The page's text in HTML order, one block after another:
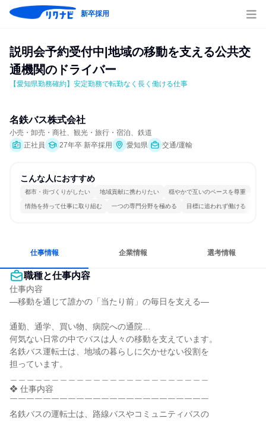
新卒採用
説明会予約受付中|地域の移動を支える公共交
通機関のドライバー
【愛知県勤務確約】安定勤務で転勤なく長く働ける仕事
名鉄バス株式会社
小売・卸売・商社、観光・旅行・宿泊、鉄道
正社員
27年卒 新卒採用 愛知県 交通/運輸
こんな人におすすめ
都市・街づくりがしたい 地域貢献に携わりたい 穏やかで互いのペースを尊重
情熱を持って仕事に取り組む 一つの専門分野を極める 目標に追われず働ける
仕事情報 企業情報 選考情報
職種と仕事内容
仕事内容
―移動を通じて誰かの「当たり前」の毎日を支える―
通勤、通学、買い物、病院への通院…
何気ない日常の中でバスは人々の移動を支えています。
名鉄バス運転士は、地域の暮らしに欠かせない役割を
担っています。
❖ 仕事内容
￣￣￣￣￣￣￣￣￣￣￣￣￣￣￣￣￣￣￣￣￣￣￣￣
名鉄バスの運転士は、路線バスやコミュニティバスの